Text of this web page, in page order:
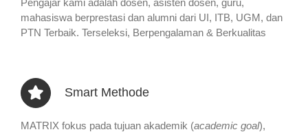
mahasiswa berprestasi dan alumni dari UI, ITB, UGM, dan
PTN Terbaik. Terseleksi, Berpengalaman & Berkualitas
Smart Methode
MATRIX fokus pada tujuan akademik (academic goal),